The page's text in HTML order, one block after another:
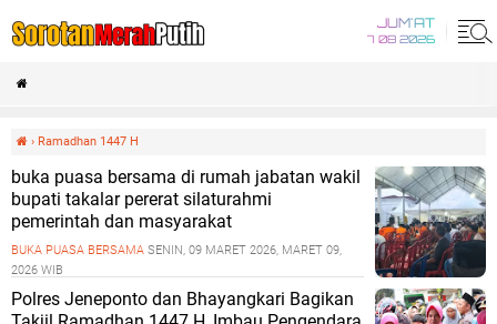
JUM'AT
7 08 2026
› Ramadhan 1447 H
buka puasa bersama di rumah jabatan wakil
bupati takalar pererat silaturahmi
pemerintah dan masyarakat
BUKA PUASA BERSAMA SENIN, 09 MARET 2026, MARET 09,
2026 WIB
Polres Jeneponto dan Bhayangkari Bagikan